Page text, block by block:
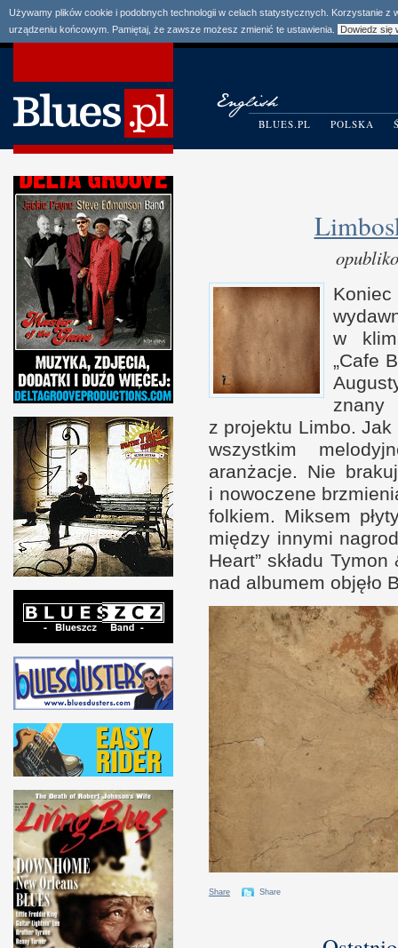
Używamy plików cookie i podobnych technologii w celach statystycznych. Korzystanie
urządzeniu końcowym. Pamiętaj, że zawsze możesz zmienić te ustawienia.
Dowiedz się
BLUES.PL POLSKA
w k
„Cafe
znany
z projektu Limbo. Jak
wszystkim
aranżacje. Nie
i nowoczene
folkiem. Miksem
między innymi
Heart” składu
nad albumem objęło
Share Share